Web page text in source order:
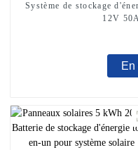
Système de stockage
12V